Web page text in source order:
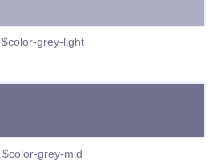
$color-grey-light
$color-grey-mid